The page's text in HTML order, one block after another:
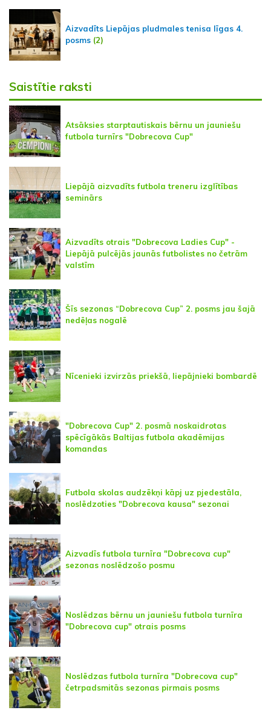
Aizvadīts Liepājas pludmales tenisa līgas 4.
posms (2)
Saistītie raksti
Atsāksies starptautiskais bērnu un jauniešu
futbola turnīrs "Dobrecova Cup"
Liepājā aizvadīts futbola treneru izglītības
seminārs
Aizvadīts otrais "Dobrecova Ladies Cup" -
Liepājā pulcējās jaunās futbolistes no četrām
valstīm
Šīs sezonas “Dobrecova Cup” 2. posms jau šajā
nedēļas nogalē
Nīcenieki izvirzās priekšā, liepājnieki bombardē
"Dobrecova Cup" 2. posmā noskaidrotas
spēcīgākās Baltijas futbola akadēmijas
komandas
Futbola skolas audzēkņi kāpj uz pjedestāla,
noslēdzoties "Dobrecova kausa" sezonai
Aizvadīs futbola turnīra "Dobrecova cup"
sezonas noslēdzošo posmu
Noslēdzas bērnu un jauniešu futbola turnīra
"Dobrecova cup" otrais posms
Noslēdzas futbola turnīra "Dobrecova cup"
četrpadsmitās sezonas pirmais posms